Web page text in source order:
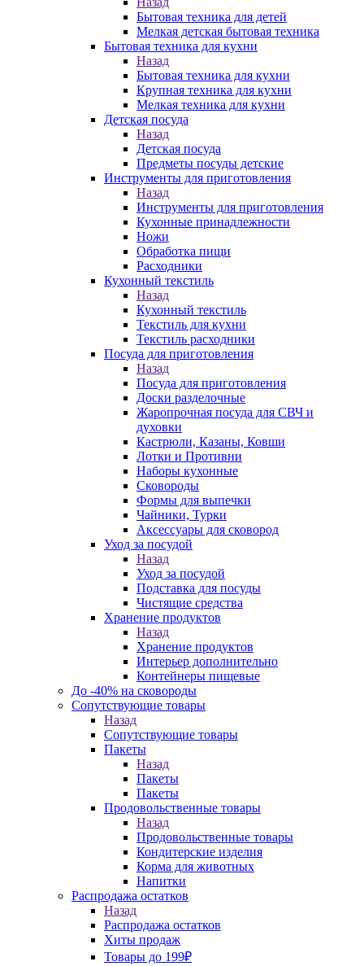
Бытовая техника для детей
Мелкая детская бытовая техника
Бытовая техника для кухни
Назад
Бытовая техника для кухни
Крупная техника для кухни
Мелкая техника для кухни
Детская посуда
Назад
Детская посуда
Предметы посуды детские
Инструменты для приготовления
Назад
Инструменты для приготовления
Кухонные принадлежности
Ножи
Обработка пищи
Расходники
Кухонный текстиль
Назад
Кухонный текстиль
Текстиль для кухни
Текстиль расходники
Посуда для приготовления
Назад
Посуда для приготовления
Доски разделочные
Жаропрочная посуда для СВЧ и
духовки
Кастрюли, Казаны, Ковши
Лотки и Противни
Наборы кухонные
Сковороды
Формы для выпечки
Чайники, Турки
Аксессуары для сковород
Уход за посудой
Назад
Уход за посудой
Подставка для посуды
Чистящие средства
Хранение продуктов
Назад
Хранение продуктов
Интерьер дополнительно
Контейнеры пищевые
До -40% на сковороды
Сопутствующие товары
Назад
Сопутствующие товары
Пакеты
Назад
Пакеты
Пакеты
Продовольственные товары
Назад
Продовольственные товары
Кондитерские изделия
Корма для животных
Напитки
Распродажа остатков
Назад
Распродажа остатков
Хиты продаж
Товары до 199₽